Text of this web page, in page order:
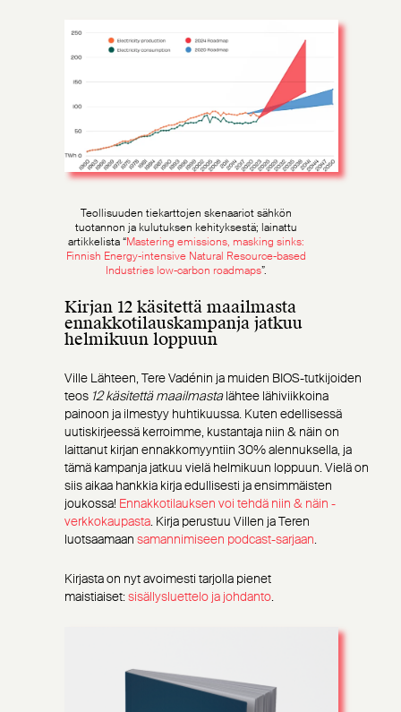
Teollisuuden tiekarttojen skenaariot sähkön
tuotannon ja kulutuksen kehityksestä; lainattu
artikkelista“Mastering emissions, masking sinks:
Finnish Energy-intensive Natural Resource-based
Industries low-carbon roadmaps”.
Kirjan 12 käsitettä maailmasta
ennakkotilauskampanja jatkuu
helmikuun loppuun
Ville Lähteen, Tere Vadénin ja muiden BIOS-tutkijoiden
teos 12 käsitettä maailmastalähtee lähiviikkoina
painoon ja ilmestyy huhtikuussa. Kuten edellisessä
uutiskirjeessä kerroimme, kustantaja niin & näin on
laittanut kirjan ennakkomyyntiin 30% alennuksella, ja
tämä kampanja jatkuu vielä helmikuun loppuun. Vielä on
siis aikaa hankkia kirja edullisesti ja ensimmäisten
joukossa! Ennakkotilauksen voi tehdä niin & näin -
verkkokaupasta. Kirja perustuu Villen ja Teren
luotsaamaan samannimiseen podcast-sarjaan.
Kirjasta on nyt avoimesti tarjolla pienet
maistiaiset:sisällysluettelo ja johdanto.